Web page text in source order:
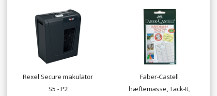
Rexel Secure makulator
S5 - P2
Faber-Castell
hæftemasse, Tack-It,